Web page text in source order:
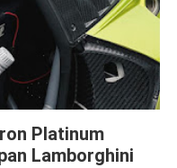
Platinum
Lamborghini